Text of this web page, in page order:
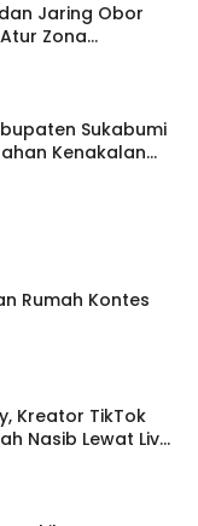
Jaring Obor
Zona
Sukabumi
Kenakalan
Rumah Kontes
Kreator TikTok
Nasib Lewat Live